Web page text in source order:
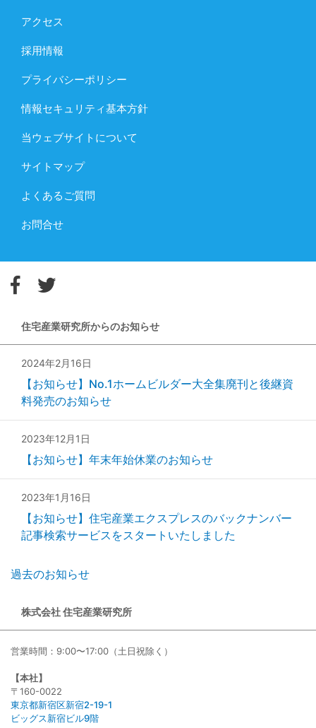
アクセス
採用情報
プライバシーポリシー
情報セキュリティ基本方針
当ウェブサイトについて
サイトマップ
よくあるご質問
お問合せ
住宅産業研究所からのお知らせ
2024年2月16日
【お知らせ】No.1ホームビルダー大全集廃刊と後継資
料発売のお知らせ
2023年12月1日
【お知らせ】年末年始休業のお知らせ
2023年1月16日
【お知らせ】住宅産業エクスプレスのバックナンバー
記事検索サービスをスタートいたしました
過去のお知らせ
株式会社 住宅産業研究所
営業時間：9:00〜17:00（土日祝除く）
【本社】
〒160-0022
東京都新宿区新宿2-19-1
ビッグス新宿ビル9階